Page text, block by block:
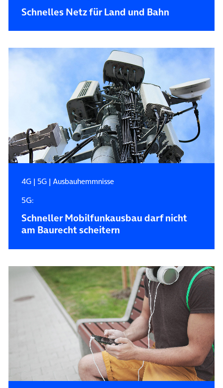
Schnelles Netz für Land und Bahn
4G| 5G| Ausbauhemmnisse
5G:
Schneller Mobilfunkausbau darf nicht
am Baurecht scheitern